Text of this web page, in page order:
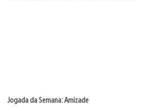
Jogada da Semana: Amizade